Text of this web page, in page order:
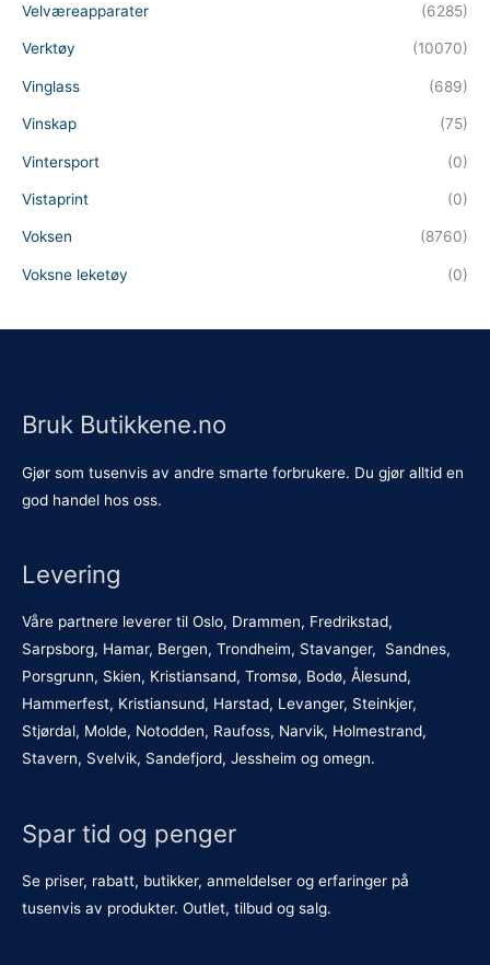
Velværeapparater (6285)
Verktøy (10070)
Vinglass (689)
Vinskap (75)
Vintersport (0)
Vistaprint (0)
Voksen (8760)
Voksne leketøy (0)
Bruk Butikkene.no
Gjør som tusenvis av andre smarte forbrukere. Du gjør alltid en
god handel hos oss.
Levering
Våre partnere leverer til Oslo, Drammen, Fredrikstad,
Sarpsborg, Hamar, Bergen, Trondheim, Stavanger, Sandnes,
Porsgrunn, Skien, Kristiansand, Tromsø, Bodø, Ålesund,
Hammerfest, Kristiansund, Harstad, Levanger, Steinkjer,
Stjørdal, Molde, Notodden, Raufoss, Narvik, Holmestrand,
Stavern, Svelvik, Sandefjord, Jessheim og omegn.
Spar tid og penger
Se priser, rabatt, butikker, anmeldelser og erfaringer på
tusenvis av produkter. Outlet, tilbud og salg.